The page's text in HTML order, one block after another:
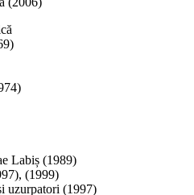
Labiș (1989)
(1999)
uzurpatori (1997)